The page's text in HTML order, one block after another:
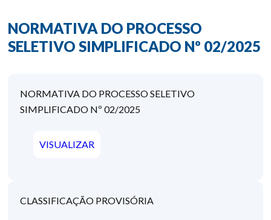
NORMATIVA DO PROCESSO
SELETIVO SIMPLIFICADO Nº 02/2025
NORMATIVA DO PROCESSO SELETIVO
SIMPLIFICADO Nº 02/2025
VISUALIZAR
CLASSIFICAÇÃO PROVISÓRIA